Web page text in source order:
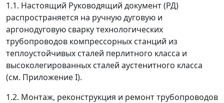
1.1. Настоящий Руководящий документ (РД)
распространяется на ручную дуговую и
аргонодуговую сварку технологических
трубопроводов компрессорных станций из
теплоустойчивых сталей перлитного класса и
высоколегированных сталей аустенитного класса
(см. Приложение I).
1.2. Монтаж, реконструкция и ремонт трубопроводов